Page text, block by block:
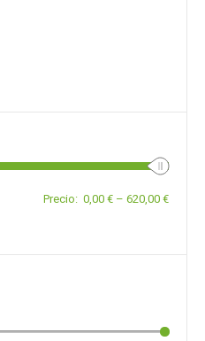
Precio: 0,00 € – 620,00 €